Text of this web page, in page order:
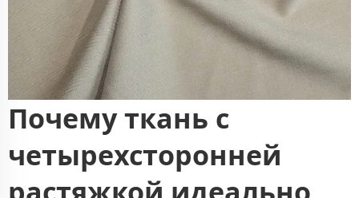
Почему ткань с
четырехсторонней